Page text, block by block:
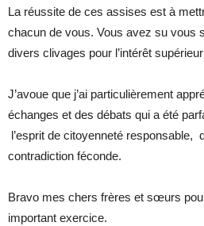
La réussite de ces assises est à
chacun de vous. Vous avez su vous
divers clivages pour l’intérêt
J’avoue que j’ai particulièrement
échanges et des débats qui a été
l’esprit de citoyenneté responsable,
contradiction féconde.
Bravo mes chers frères et sœurs
important exercice.